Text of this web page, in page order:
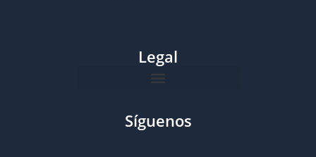
Legal
Síguenos
I